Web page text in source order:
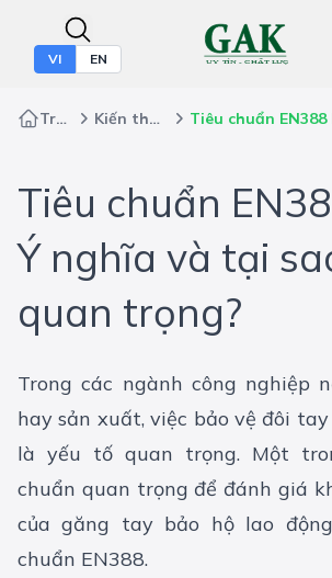
VI EN
Trang chủ Kiến thức bảo hộ
Tiêu chuẩn
Ý nghĩa và tại
quan trọng?
Trong các ngành công nghiệp
hay sản xuất, việc bảo vệ đôi
là yếu tố quan trọng. Một
chuẩn quan trọng để đánh giá
của găng tay bảo hộ lao
chuẩn EN388.